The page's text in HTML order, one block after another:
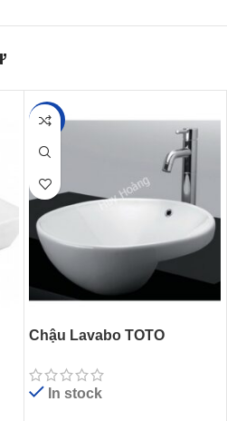
-32%
Chậu Lavabo TOTO
In stock